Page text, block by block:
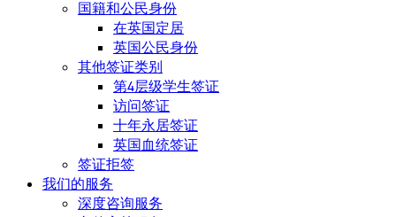
国籍和公民身份
在英国定居
英国公民身份
其他签证类别
第4层级学生签证
访问签证
十年永居签证
英国血统签证
签证拒签
我们的服务
深度咨询服务